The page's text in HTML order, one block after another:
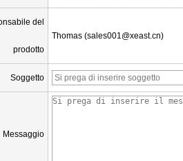
del
prodotto
Thomas (sales001@xeast.cn)
Soggetto
Messaggio